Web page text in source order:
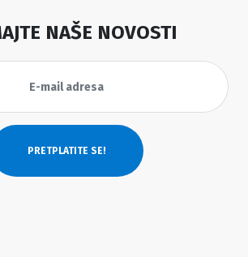
NAŠE NOVOSTI